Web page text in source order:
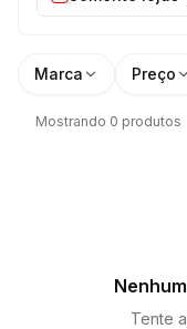
Marca Preço
Mostrando 0 produtos
Tente